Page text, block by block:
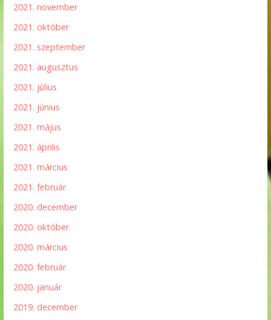
2021. november
2021. október
2021. szeptember
2021. augusztus
2021. július
2021. június
2021. május
2021. április
2021. március
2021. február
2020. december
2020. október
2020. március
2020. február
2020. január
2019. december